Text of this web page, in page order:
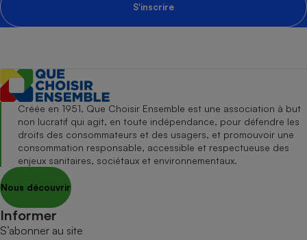
S'inscrire
Créée en 1951, Que Choisir Ensemble est une association à but
non lucratif qui agit, en toute indépendance, pour défendre les
droits des consommateurs et des usagers, et promouvoir une
consommation responsable, accessible et respectueuse des
enjeux sanitaires, sociétaux et environnementaux.
Nous découvrir
Informer
S’abonner au site